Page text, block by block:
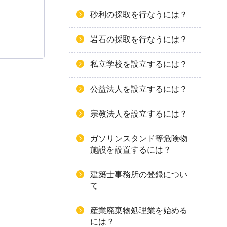
砂利の採取を行なうには？
岩石の採取を行なうには？
私立学校を設立するには？
公益法人を設立するには？
宗教法人を設立するには？
ガソリンスタンド等危険物
施設を設置するには？
建築士事務所の登録につい
て
産業廃棄物処理業を始める
には？